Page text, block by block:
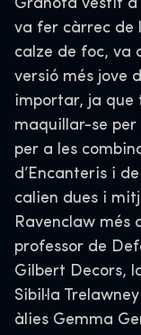
Granota vestit
va fer càrrec de
calze de foc, va
versió més jove
importar, ja que
maquillar-se
per a les
d’Encanteris i
calien dues i
Ravenclaw més
professor de
Gilbert Decors,
Sibil·la
àlies Gemma